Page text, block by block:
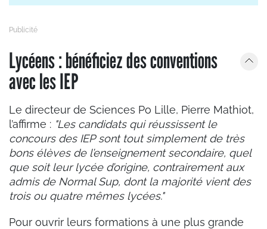
Lycéens : bénéficiez des conventions
avec les IEP
Le directeur de Sciences Po Lille, Pierre Mathiot,
l’affirme : "Les candidats qui réussissent le
concours des IEP sont tout simplement de très
bons élèves de l’enseignement secondaire, quel
que soit leur lycée d’origine, contrairement aux
admis de Normal Sup, dont la majorité vient des
trois ou quatre mêmes lycées."
Pour ouvrir leurs formations à une plus grande